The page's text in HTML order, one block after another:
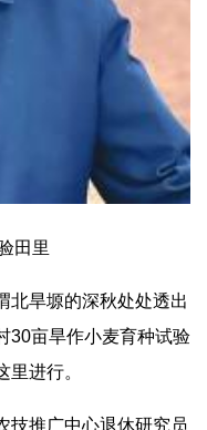
田里
北旱塬的深秋处处透出
30亩旱作小麦育种试验
进行。
技推广中心退休研究员